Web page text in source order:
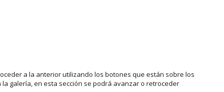
a la anterior utilizando los botones que están sobre los
galería, en esta sección se podrá avanzar o retroceder